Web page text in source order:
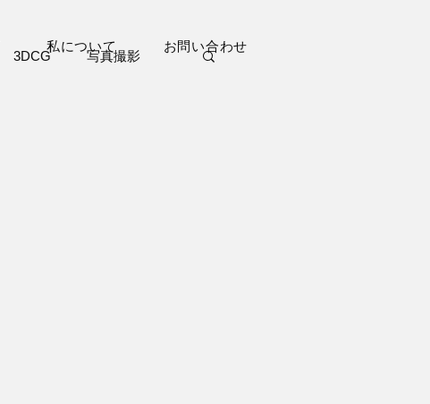
私について お問い合わせ
3DCG 写真撮影